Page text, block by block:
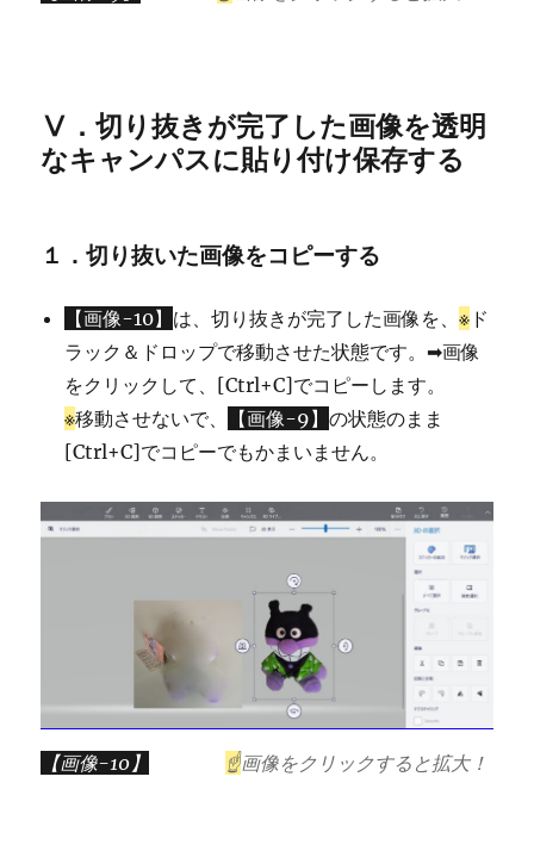
Ⅴ．切り抜きが完了した画像を透明
なキャンパスに貼り付け保存する
１．切り抜いた画像をコピーする
【画像-10】 は、切り抜きが完了した画像を、※ ド
ラック＆ドロップで移動させた状態です。➡画像
をクリックして、[Ctrl+C]でコピーします。
※移動させないで、 【画像-9】の状態のまま
[Ctrl+C]でコピーでもかまいません。
【画像-10】 ☝画像をクリックすると拡大！